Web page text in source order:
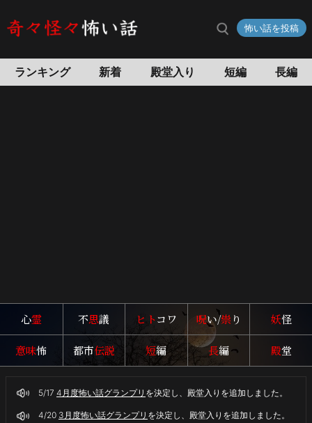
々
怖い話を投稿
ランキング 新着 殿堂入り 短編 長編
心霊 不思議 ヒトコワ 呪い/祟り 妖怪
意味怖 都市伝説 短編 長編 殿堂
5/17 4月度怖い話グランプリ を決定し、殿堂入りを追加しました。
4/20 3月度怖い話グランプリ を決定し、殿堂入りを追加しました。